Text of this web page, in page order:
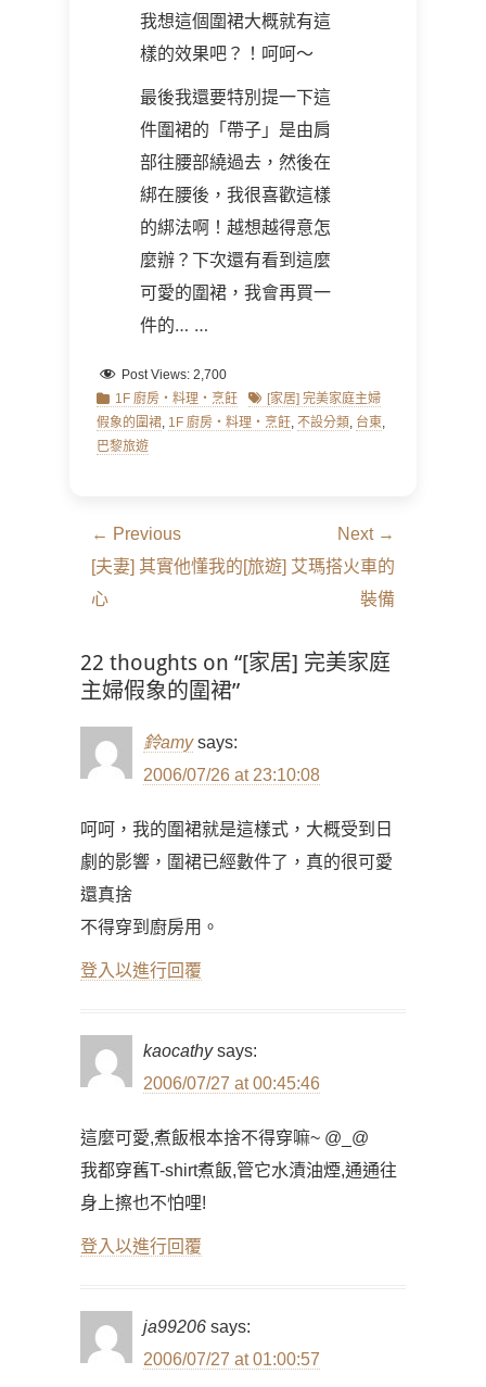
我想這個圍裙大概就有這
樣的效果吧？！呵呵～
最後我還要特別提一下這
件圍裙的「帶子」是由肩
部往腰部繞過去，然後在
綁在腰後，我很喜歡這樣
的綁法啊！越想越得意怎
麼辦？下次還有看到這麼
可愛的圍裙，我會再買一
件的… …
Post Views: 2,700
Categories
1F 廚房‧料理‧烹飪 Tags[家居] 完美家庭主婦
假象的圍裙, 1F 廚房‧料理‧烹飪, 不設分類, 台東,
巴黎旅遊
文
章
導
覽
← Previous
Previous
post:
[夫妻] 其實他懂我的
心
Next →
Next
[旅遊] 艾瑪搭火車的
裝備
22 thoughts on “[家居] 完美家庭
主婦假象的圍裙”
鈴amy says:
2006/07/26 at 23:10:08
呵呵，我的圍裙就是這樣式，大概受到日
劇的影響，圍裙已經數件了，真的很可愛
還真捨
不得穿到廚房用。
登入以進行回覆
kaocathy says:
2006/07/27 at 00:45:46
這麼可愛,煮飯根本捨不得穿嘛~ @_@
我都穿舊T-shirt煮飯,管它水漬油煙,通通往
身上擦也不怕哩!
登入以進行回覆
ja99206 says:
2006/07/27 at 01:00:57